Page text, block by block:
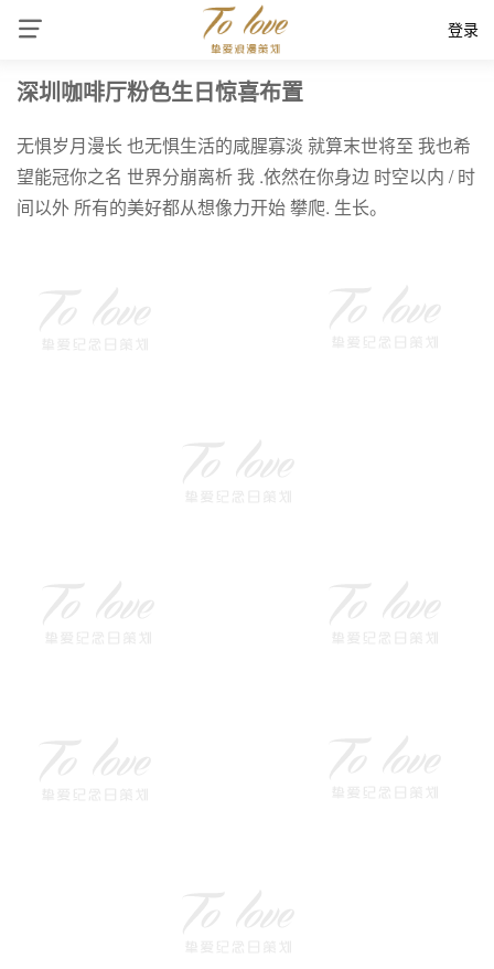
登录
深圳咖啡厅粉色生日惊喜布置
无惧岁月漫长 也无惧生活的咸腥寡淡 就算末世将至 我也希
望能冠你之名 世界分崩离析 我 .依然在你身边 时空以内 / 时
间以外 所有的美好都从想像力开始 攀爬. 生长。